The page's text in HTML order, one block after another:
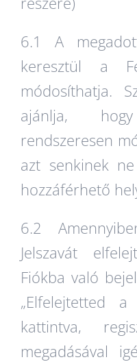
6.1 A
keresztül a
módosíthatja.
ajánlja,
rendszeresen
azt senkinek
hozzáférhető
6.2
Jelszavát
Fiókba való
„Elfelejtetted a
kattintva,
megadásával